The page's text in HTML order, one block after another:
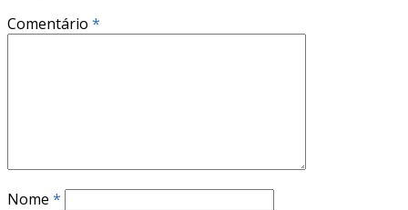
Comentário *
Nome *